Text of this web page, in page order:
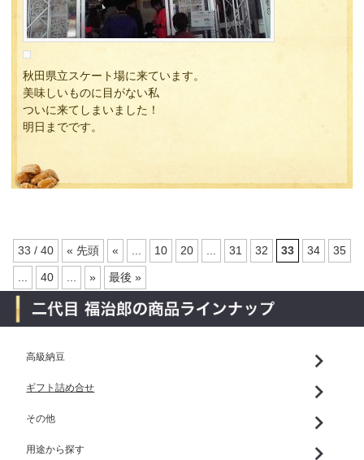
秋田県立スケート場に来ています。
美味しいものに目がない私
ついに来てしまいました！
明日までです。
33 / 40 « 先頭 « ... 10 20 ... 31 32 33 34 35
... 40 ... » 最後 »
高級納豆
ギフト詰め合せ
その他
用途から探す